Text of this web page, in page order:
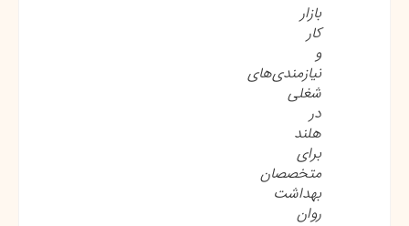
بازار
کار
و
نیازمندی‌های
شغلی
در
هلند
برای
متخصصان
بهداشت
روان